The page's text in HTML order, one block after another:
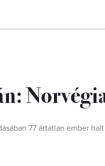
77 ártatlan ember